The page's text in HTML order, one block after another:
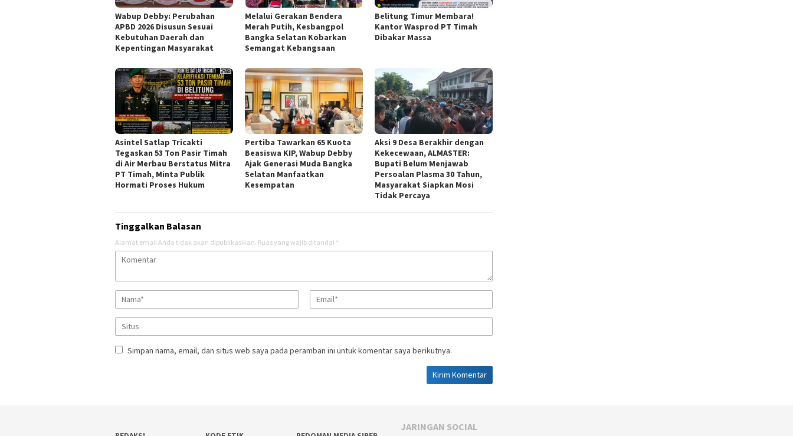
Wabup Debby: Perubahan
APBD 2026 Disusun Sesuai
Kebutuhan Daerah dan
Kepentingan Masyarakat
Melalui Gerakan Bendera
Merah Putih, Kesbangpol
Bangka Selatan Kobarkan
Semangat Kebangsaan
Belitung Timur Membara!
Kantor Wasprod PT Timah
Dibakar Massa
Asintel Satlap Tricakti
Tegaskan 53 Ton Pasir Timah
di Air Merbau Berstatus Mitra
PT Timah, Minta Publik
Hormati Proses Hukum
Pertiba Tawarkan 65 Kuota
Beasiswa KIP, Wabup Debby
Ajak Generasi Muda Bangka
Selatan Manfaatkan
Kesempatan
Aksi 9 Desa Berakhir dengan
Kekecewaan, ALMASTER:
Bupati Belum Menjawab
Persoalan Plasma 30 Tahun,
Masyarakat Siapkan Mosi
Tidak Percaya
Tinggalkan Balasan
Alamat email Anda tidak akan dipublikasikan. Ruas yang wajib ditandai *
Simpan nama, email, dan situs web saya pada peramban ini untuk komentar saya berikutnya.
JARINGAN SOCIAL